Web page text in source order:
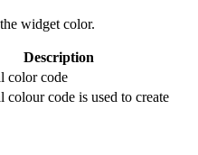
widget color.
Description
color code
colour code is used to create